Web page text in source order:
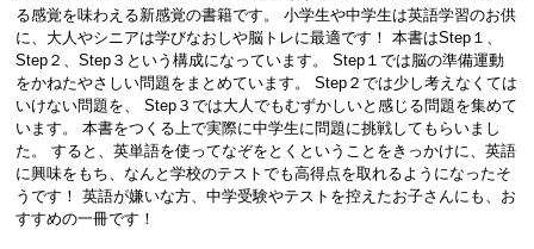
る感覚を味わえる新感覚の書籍です。 小学生や中学生は英語学習のお供
に、大人やシニアは学びなおしや脳トレに最適です！ 本書はStep１、
Step２、Step３という構成になっています。 Step１では脳の準備運動
をかねたやさしい問題をまとめています。 Step２では少し考えなくては
いけない問題を、 Step３では大人でもむずかしいと感じる問題を集めて
います。 本書をつくる上で実際に中学生に問題に挑戦してもらいまし
た。 すると、英単語を使ってなぞをとくということをきっかけに、英語
に興味をもち、なんと学校のテストでも高得点を取れるようになったそ
うです！ 英語が嫌いな方、中学受験やテストを控えたお子さんにも、お
すすめの一冊です！